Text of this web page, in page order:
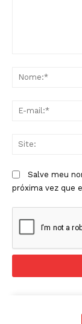
Salve meu
próxima vez que